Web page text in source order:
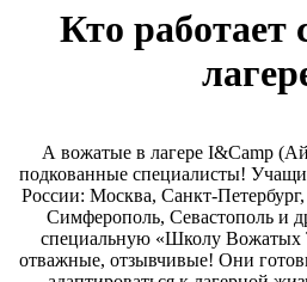
Кто работает
А вожатые в лагере I&Camp
подкованные специалисты!
России: Москва, Санкт-
Симферополь, Севастополь и
специальную «Школу Вожатых
отважные, отзывчивые! Они